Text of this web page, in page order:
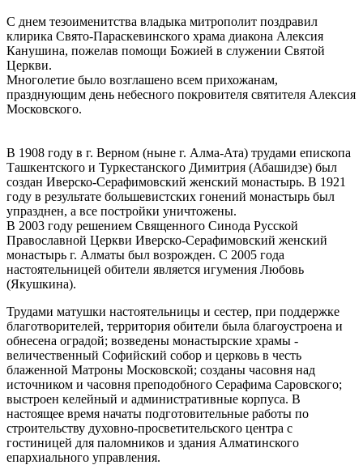
С днем тезоименитства владыка митрополит поздравил
клирика Свято-Параскевинского храма диакона Алексия
Канушина, пожелав помощи Божией в служении Святой
Церкви.
Многолетие было возглашено всем прихожанам,
празднующим день небесного покровителя святителя Алексия
Московского.
В 1908 году в г. Верном (ныне г. Алма-Ата) трудами епископа
Ташкентского и Туркестанского Димитрия (Абашидзе) был
создан Иверско-Серафимовский женский монастырь. В 1921
году в результате большевистских гонений монастырь был
упразднен, а все постройки уничтожены.
В 2003 году решением Священного Синода Русской
Православной Церкви Иверско-Серафимовский женский
монастырь г. Алматы был возрожден. С 2005 года
настоятельницей обители является игумения Любовь
(Якушкина).
Трудами матушки настоятельницы и сестер, при поддержке
благотворителей, территория обители была благоустроена и
обнесена оградой; возведены монастырские храмы -
величественный Софийский собор и церковь в честь
блаженной Матроны Московской; созданы часовня над
источником и часовня преподобного Серафима Саровского;
выстроен келейный и административные корпуса. В
настоящее время начаты подготовительные работы по
строительству духовно-просветительского центра с
гостиницей для паломников и здания Алматинского
епархиального управления.